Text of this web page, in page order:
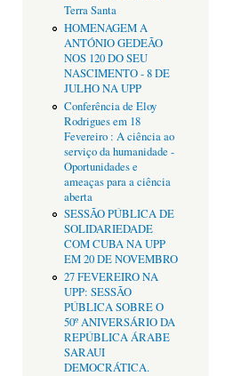
Terra Santa
HOMENAGEM A
ANTÓNIO GEDEÃO
NOS 120 DO SEU
NASCIMENTO - 8 DE
JULHO NA UPP
Conferência de Eloy
Rodrigues em 18
Fevereiro : A ciência ao
serviço da humanidade -
Oportunidades e
ameaças para a ciência
aberta
SESSÃO PÚBLICA DE
SOLIDARIEDADE
COM CUBA NA UPP
EM 20 DE NOVEMBRO
27 FEVEREIRO NA
UPP: SESSÃO
PÚBLICA SOBRE O
50º ANIVERSÁRIO DA
REPÚBLICA ÁRABE
SARAUI
DEMOCRÁTICA.